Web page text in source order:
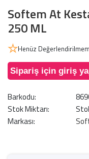
Softem At
250 ML
Henüz
Sipariş için giriş
Barkodu:
Stok Miktarı:
Markası: